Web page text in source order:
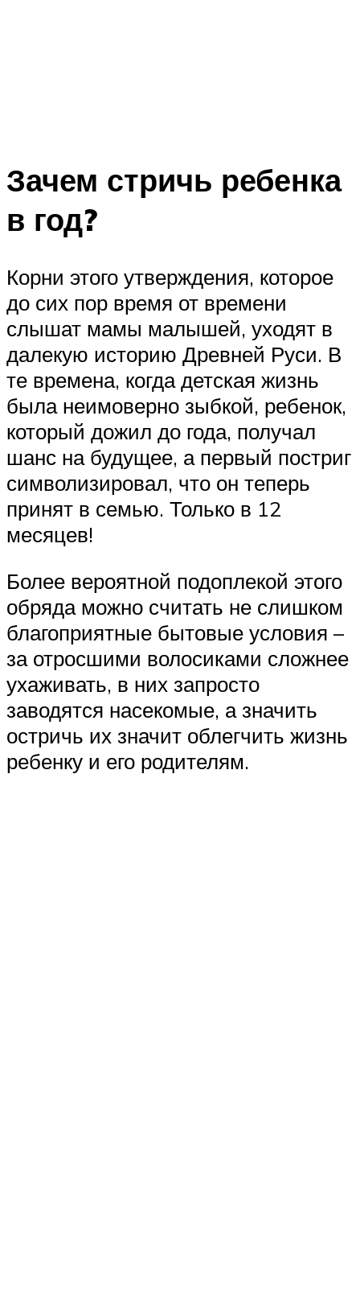
Зачем стричь ребенка
в год?
Корни этого утверждения, которое
до сих пор время от времени
слышат мамы малышей, уходят в
далекую историю Древней Руси. В
те времена, когда детская жизнь
была неимоверно зыбкой, ребенок,
который дожил до года, получал
шанс на будущее, а первый постриг
символизировал, что он теперь
принят в семью. Только в 12
месяцев!
Более вероятной подоплекой этого
обряда можно считать не слишком
благоприятные бытовые условия –
за отросшими волосиками сложнее
ухаживать, в них запросто
заводятся насекомые, а значить
остричь их значит облегчить жизнь
ребенку и его родителям.